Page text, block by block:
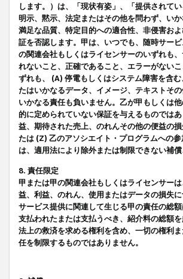
します。）は、「現状有姿」、「提供されて
明示、黙示、法定またはその他を問わず、い
満足な品質、特定目的への適合性、非侵害お
証を否認します。甲は、いつでも、随時サー
の関連会社もしくはライセンサーのいずれも
れないこと、正確であること、エラーがない
ずれも、 (A) 停電もしくはシステム障害を含
たはいかなるデータ、イメージ、テキストそ
いかなる責任も負いません。乙が甲もしくは
的に定められていない保証を与えるものでは
益、期待された売上、のれんその他の便益の
たは (Z) 乙のアソシエイト・プログラムへの
は、適用法により除外または制限できない補
8. 責任限定
甲または甲の関連会社もしくはライセンサー
益、利益、のれん、使用またはデータの損失
サービス提供に関連して生じる甲の責任の総
支払われたまたは支払うべき、紹介料の総額
法上の救済を求める権利を含め、一切の権利
任を制限するものではありません。